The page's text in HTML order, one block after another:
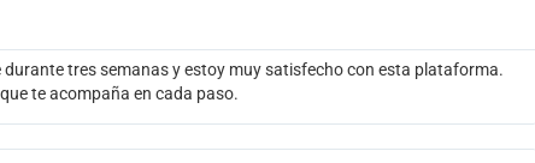
durante tres semanas y estoy muy satisfecho con esta plataforma.
te acompaña en cada paso.